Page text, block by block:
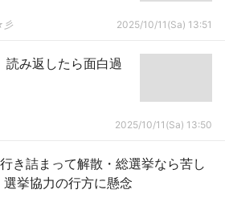
彡 2025/10/11(Sa) 13:51
読み返したら面白過
2025/10/11(Sa) 13:50
き詰まって解散・総選挙なら苦し
挙協力の行方に懸念